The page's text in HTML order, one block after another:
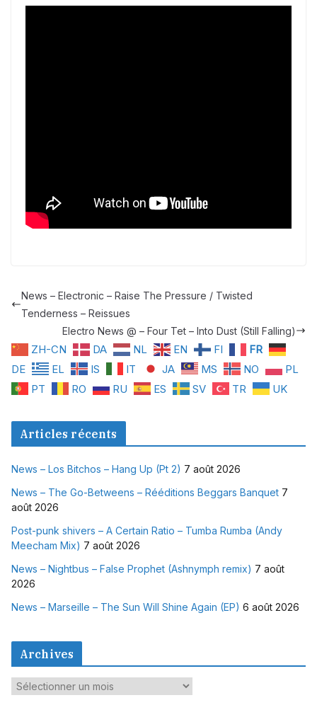
News – Electronic – Raise The Pressure / Twisted
Tenderness – Reissues
Electro News @ – Four Tet – Into Dust (Still Falling)
ZH-CN DA NL EN FI
FR
DE
EL IS IT JA MS NO
PL
PT
RO RU ES SV TR UK
Articles récents
News – Los Bitchos – Hang Up (Pt 2) 7 août 2026
News – The Go-Betweens – Rééditions Beggars Banquet 7
août 2026
Post-punk shivers – A Certain Ratio – Tumba Rumba (Andy
Meecham Mix) 7 août 2026
News – Nightbus – False Prophet (Ashnymph remix) 7 août
2026
News – Marseille – The Sun Will Shine Again (EP) 6 août 2026
Archives
A